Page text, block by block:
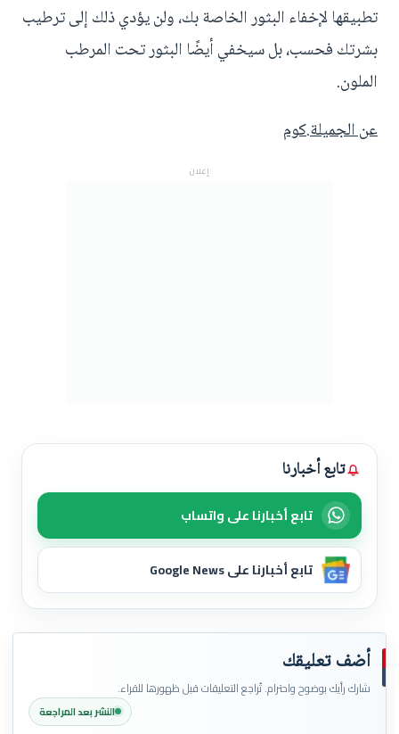
تطبيقها لإخفاء البثور الخاصة بك، ولن يؤدي ذلك إلى ترطيب
بشرتك فحسب، بل سيخفي أيضًا البثور تحت المرطب
الملون.
عن الجميلة.كوم
إعلان
تابع أخبارنا
تابع أخبارنا على واتساب
تابع أخبارنا على Google News
أضف تعليقك
شارك رأيك بوضوح واحترام. تُراجع التعليقات قبل ظهورها للقراء.
النشر بعد المراجعة